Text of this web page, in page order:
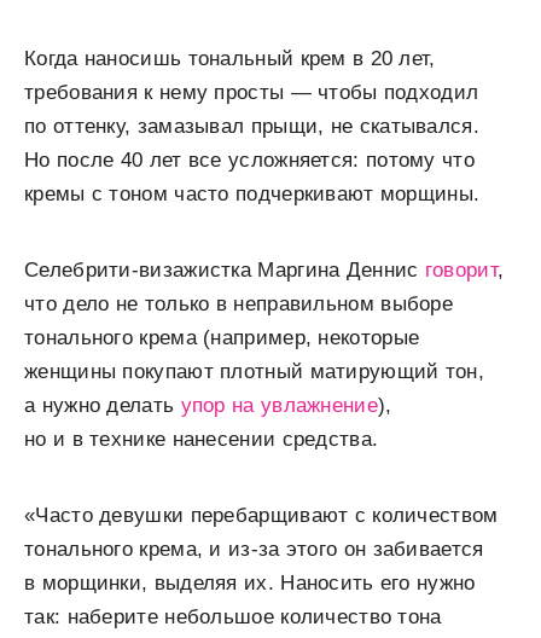
Когда наносишь тональный крем в 20 лет,
требования к нему просты — чтобы подходил
по оттенку, замазывал прыщи, не скатывался.
Но после 40 лет все усложняется: потому что
кремы с тоном часто подчеркивают морщины.
Селебрити-визажистка Маргина Деннис говорит,
что дело не только в неправильном выборе
тонального крема (например, некоторые
женщины покупают плотный матирующий тон,
а нужно делать упор на увлажнение),
но и в технике нанесении средства.
«Часто девушки перебарщивают с количеством
тонального крема, и из-за этого он забивается
в морщинки, выделяя их. Наносить его нужно
так: наберите небольшое количество тона